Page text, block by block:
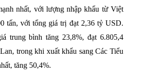
nhất, với lượng nhập khẩu từ Việt
tấn, với tổng giá trị đạt 2,36 tỷ USD.
trung bình tăng 23,8%, đạt 6.805,4
trong khi xuất khẩu sang Các Tiểu
tăng 50,4%.